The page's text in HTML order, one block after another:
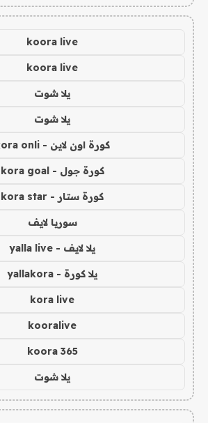
koora live
koora live
يلا شوت
يلا شوت
كورة اون لاين - kora onli
كورة جول - kora goal
كورة ستار - kora star
سوريا لايف
يلا لايف - yalla live
يلا كورة - yallakora
kora live
kooralive
koora 365
يلا شوت